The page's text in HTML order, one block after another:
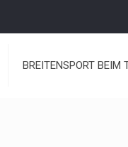
BREITENSPORT BEIM